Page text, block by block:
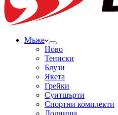
Мъже
Ново
Тениски
Блузи
Якета
Грейки
Суитшърти
Спортни комплекти
Долнища